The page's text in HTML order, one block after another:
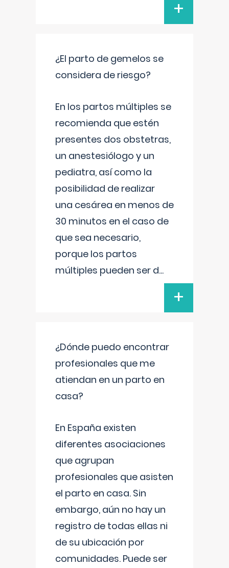
+
¿El parto de gemelos se
considera de riesgo?
En los partos múltiples se
recomienda que estén
presentes dos obstetras,
un anestesiólogo y un
pediatra, así como la
posibilidad de realizar
una cesárea en menos de
30 minutos en el caso de
que sea necesario,
porque los partos
múltiples pueden ser d...
+
¿Dónde puedo encontrar
profesionales que me
atiendan en un parto en
casa?
En España existen
diferentes asociaciones
que agrupan
profesionales que asisten
el parto en casa. Sin
embargo, aún no hay un
registro de todas ellas ni
de su ubicación por
comunidades. Puede ser